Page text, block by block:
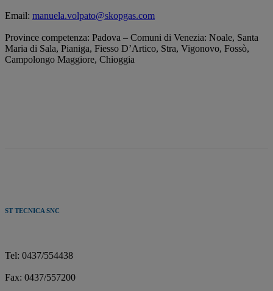
Email: manuela.volpato@skopgas.com
Province competenza: Padova – Comuni di Venezia: Noale, Santa
Maria di Sala, Pianiga, Fiesso D’Artico, Stra, Vigonovo, Fossò,
Campolongo Maggiore, Chioggia
ST TECNICA SNC
Tel: 0437/554438
Fax: 0437/557200